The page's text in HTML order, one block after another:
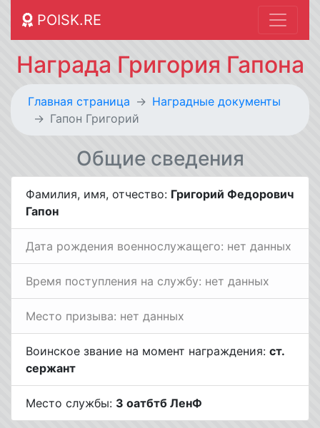
POISK.RE
Награда Григория Гапона
Главная страница
Наградные документы
Гапон Григорий
Общие сведения
Фамилия, имя, отчество: Григорий Федорович
Гапон
Дата рождения военнослужащего: нет данных
Время поступления на службу: нет данных
Место призыва: нет данных
Воинское звание на момент награждения: ст.
сержант
Место службы: 3 оатбтб ЛенФ